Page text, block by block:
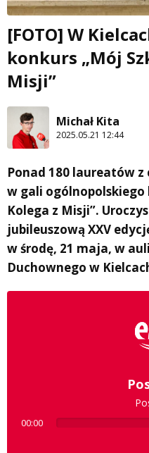
[FOTO] W
konkurs „Mój
Misji”
Michał Kita
2025.05.21 12:44
Ponad 180 laureatów z
w gali ogólnopolskiego
Kolega z Misji”.
jubileuszową XXV
w środę, 21 maja, w
Duchownego w
00:00